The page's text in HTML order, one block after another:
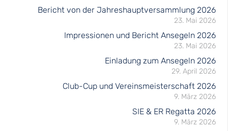
Bericht von der Jahreshauptversammlung 2026
23. Mai 2026
Impressionen und Bericht Ansegeln 2026
23. Mai 2026
Einladung zum Ansegeln 2026
29. April 2026
Club-Cup und Vereinsmeisterschaft 2026
9. März 2026
SIE & ER Regatta 2026
9. März 2026